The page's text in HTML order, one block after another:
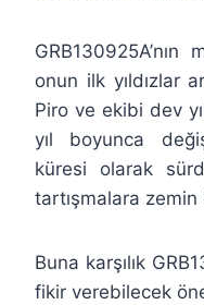
onun ilk yıldızlar
Piro ve ekibi dev
yıl boyunca
küresi olarak
tartışmalara zemin
Buna karşılık
fikir verebilecek